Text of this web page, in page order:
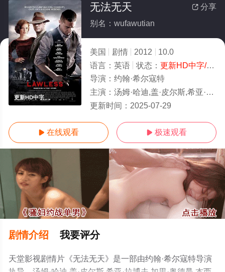
更新HD中字
 分享
无法无天
别名：wufawutian
美国 剧情 2012
10.0
语言： 英语 状态： 更新HD中字/高清
导演： 约翰·希尔寇特
主演： 汤姆·哈迪,盖·皮尔斯,希亚·拉博夫,加里·奥德曼,杰西卡·查斯坦,米娅·华希科沃斯卡,戴恩·德哈恩,诺亚·泰勒,杰森·克拉克
更新时间： 2025-07-29
 在线观看  极速观看
剧情介绍 我要评分
天堂影视剧情片《无法无天》是一部由约翰·希尔寇特导演